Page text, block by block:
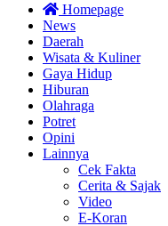
Homepage
News
Daerah
Wisata & Kuliner
Gaya Hidup
Hiburan
Olahraga
Potret
Opini
Lainnya
Cek Fakta
Cerita & Sajak
Video
E-Koran